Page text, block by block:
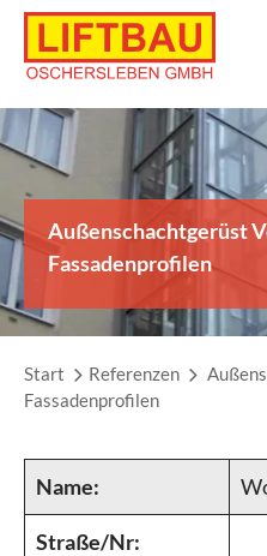
Skip
content
Außenschachtgerüst
Fassadenprofilen
Start Referenzen
Fassadenprofilen
Name:
Straße/Nr: